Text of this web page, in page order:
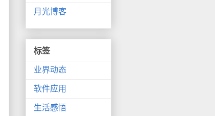
月光博客
标签
业界动态
软件应用
生活感悟